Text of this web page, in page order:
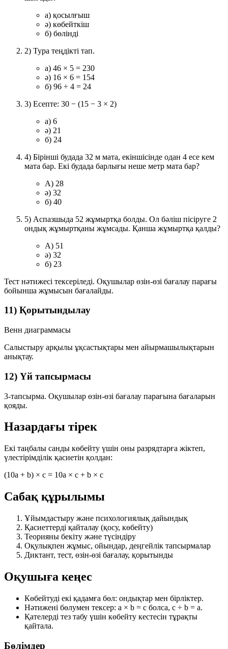
a) қосылғыш
ә) көбейткіш
б) бөлінді
2) Тура теңдікті тап.
a) 46 × 5 = 230
ә) 16 × 6 = 154
б) 96 ÷ 4 = 24
3) Есепте: 30 − (15 − 3 × 2)
a) 6
ә) 21
б) 24
4) Бірінші будада 32 м мата, екіншісінде одан 4 есе кем
мата бар. Екі будада барлығы неше метр мата бар?
A) 28
ә) 32
б) 40
5) Аспазшыда 52 жұмыртқа болды. Ол бәліш пісіруге 2
ондық жұмыртқаны жұмсады. Қанша жұмыртқа қалды?
A) 51
ә) 32
б) 23
Тест нәтижесі тексеріледі. Оқушылар өзін-өзі бағалау парағы
бойынша жұмысын бағалайды.
11) Қорытындылау
Венн диаграммасы
Салыстыру арқылы ұқсастықтары мен айырмашылықтарын
анықтау.
12) Үй тапсырмасы
3-тапсырма. Оқушылар өзін-өзі бағалау парағына бағаларын
қояды.
Назардағы тірек
Екі таңбалы санды көбейту үшін оны разрядтарға жіктеп,
үлестірімділік қасиетін қолдан:
(10a + b) × c = 10a × c + b × c
Сабақ құрылымы
Ұйымдастыру және психологиялық дайындық
Қасиеттерді қайталау (қосу, көбейту)
Теорияны бекіту және түсіндіру
Оқулықпен жұмыс, ойындар, деңгейлік тапсырмалар
Диктант, тест, өзін-өзі бағалау, қорытынды
Оқушыға кеңес
Көбейтуді екі қадамға бөл: ондықтар мен бірліктер.
Нәтижені бөлумен тексер: a × b = c болса, c ÷ b = a.
Қателерді тез табу үшін көбейту кестесін тұрақты
қайтала.
Бөлімдер